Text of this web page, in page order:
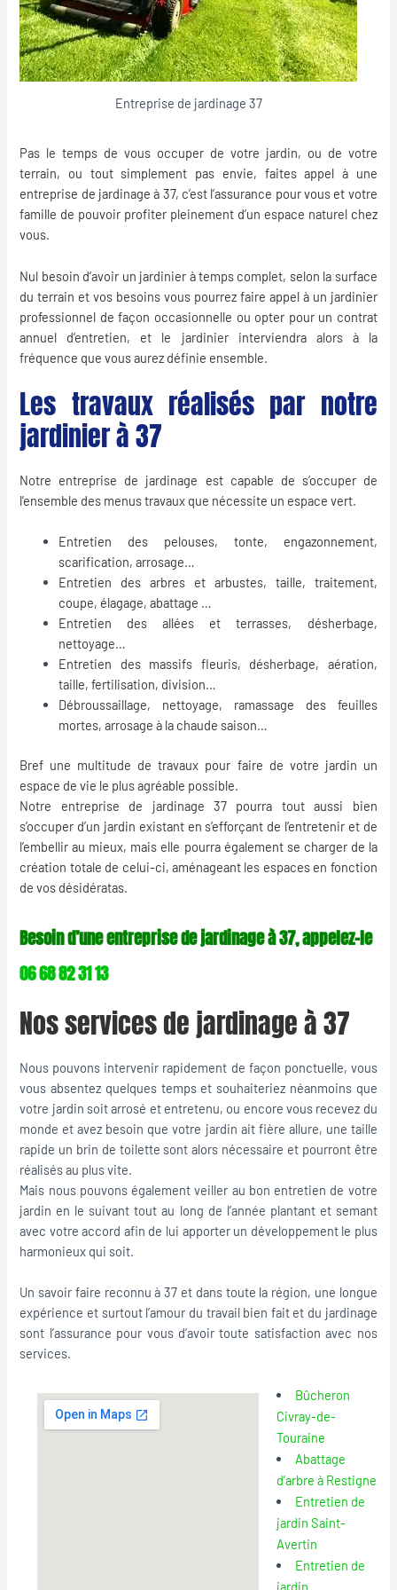
Entreprise de jardinage 37
Pas le temps de vous occuper de votre jardin, ou de votre
terrain, ou tout simplement pas envie, faites appel à une
entreprise de jardinage à 37, c’est l’assurance pour vous et votre
famille de pouvoir profiter pleinement d’un espace naturel chez
vous.
Nul besoin d’avoir un jardinier à temps complet, selon la surface
du terrain et vos besoins vous pourrez faire appel à un jardinier
professionnel de façon occasionnelle ou opter pour un contrat
annuel d’entretien, et le jardinier interviendra alors à la
fréquence que vous aurez définie ensemble.
Les travaux réalisés par notre
jardinier à 37
Notre entreprise de jardinage est capable de s’occuper de
l’ensemble des menus travaux que nécessite un espace vert.
Entretien des pelouses, tonte, engazonnement,
scarification, arrosage…
Entretien des arbres et arbustes, taille, traitement,
coupe, élagage, abattage …
Entretien des allées et terrasses, désherbage,
nettoyage…
Entretien des massifs fleuris, désherbage, aération,
taille, fertilisation, division…
Débroussaillage, nettoyage, ramassage des feuilles
mortes, arrosage à la chaude saison…
Bref une multitude de travaux pour faire de votre jardin un
espace de vie le plus agréable possible.
Notre entreprise de jardinage 37 pourra tout aussi bien
s’occuper d’un jardin existant en s’efforçant de l’entretenir et de
l’embellir au mieux, mais elle pourra également se charger de la
création totale de celui-ci, aménageant les espaces en fonction
de vos désidératas.
Besoin d’une entreprise de jardinage à 37, appelez-le
06 68 82 31 13
Nos services de jardinage à 37
Nous pouvons intervenir rapidement de façon ponctuelle, vous
vous absentez quelques temps et souhaiteriez néanmoins que
votre jardin soit arrosé et entretenu, ou encore vous recevez du
monde et avez besoin que votre jardin ait fière allure, une taille
rapide un brin de toilette sont alors nécessaire et pourront être
réalisés au plus vite.
Mais nous pouvons également veiller au bon entretien de votre
jardin en le suivant tout au long de l’année plantant et semant
avec votre accord afin de lui apporter un développement le plus
harmonieux qui soit.
Un savoir faire reconnu à 37 et dans toute la région, une longue
expérience et surtout l’amour du travail bien fait et du jardinage
sont l’assurance pour vous d’avoir toute satisfaction avec nos
services.
Bûcheron
Civray-de-
Touraine
Abattage
d’arbre à Restigne
Entretien de
jardin Saint-
Avertin
Entretien de
jardin